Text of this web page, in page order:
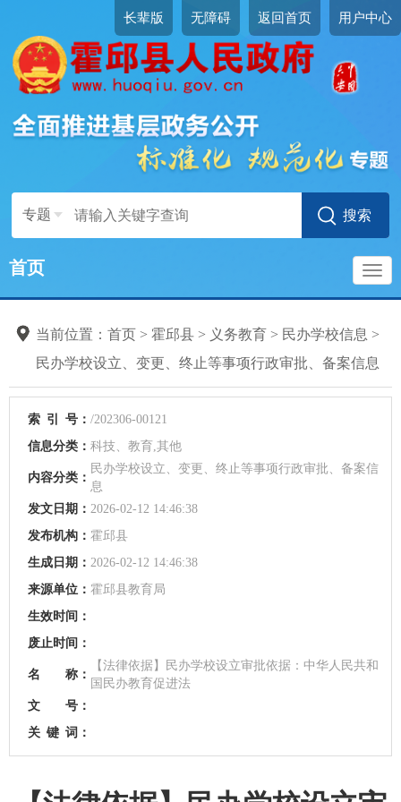
长辈版 无障碍 返回首页 用户中心
专题
首页
当前位置： 首页 > 霍邱县 > 义务教育 > 民办学校信息 >
民办学校设立、变更、终止等事项行政审批、备案信息
索 引 号： /202306-00121
信息分类： 科技、教育,其他
内容分类：
民办学校设立、变更、终止等事项行政审批、备案信
息
发文日期： 2026-02-12 14:46:38
发布机构： 霍邱县
生成日期： 2026-02-12 14:46:38
来源单位： 霍邱县教育局
生效时间：
废止时间：
名 称：
【法律依据】民办学校设立审批依据：中华人民共和
国民办教育促进法
文 号：
关 键 词：